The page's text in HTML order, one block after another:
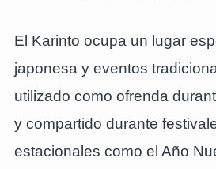
El Karinto ocupa un lugar
japonesa y eventos
utilizado como ofrenda
y compartido durante
estacionales como el Año